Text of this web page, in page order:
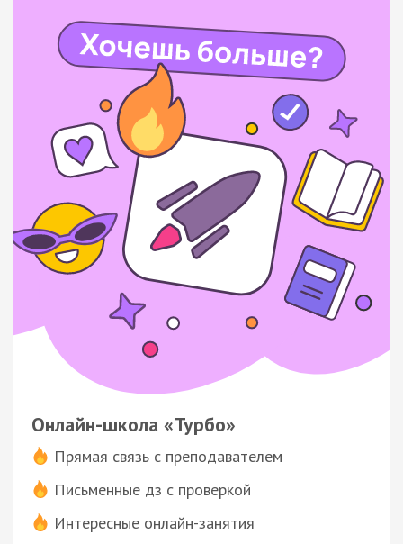
Онлайн-школа «Турбо»
Прямая связь с преподавателем
Письменные дз с проверкой
Интересные онлайн-занятия